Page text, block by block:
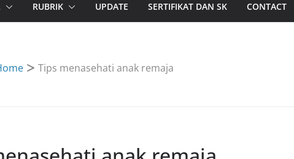
RUBRIK UPDATE SERTIFIKAT DAN SK CONTACT
Tips menasehati anak remaja